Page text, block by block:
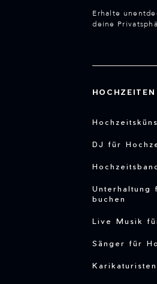
Erhalte
deine
HOCHZEITEN
DJ für
Unterhaltung
buchen
Live Musik
Sänger für